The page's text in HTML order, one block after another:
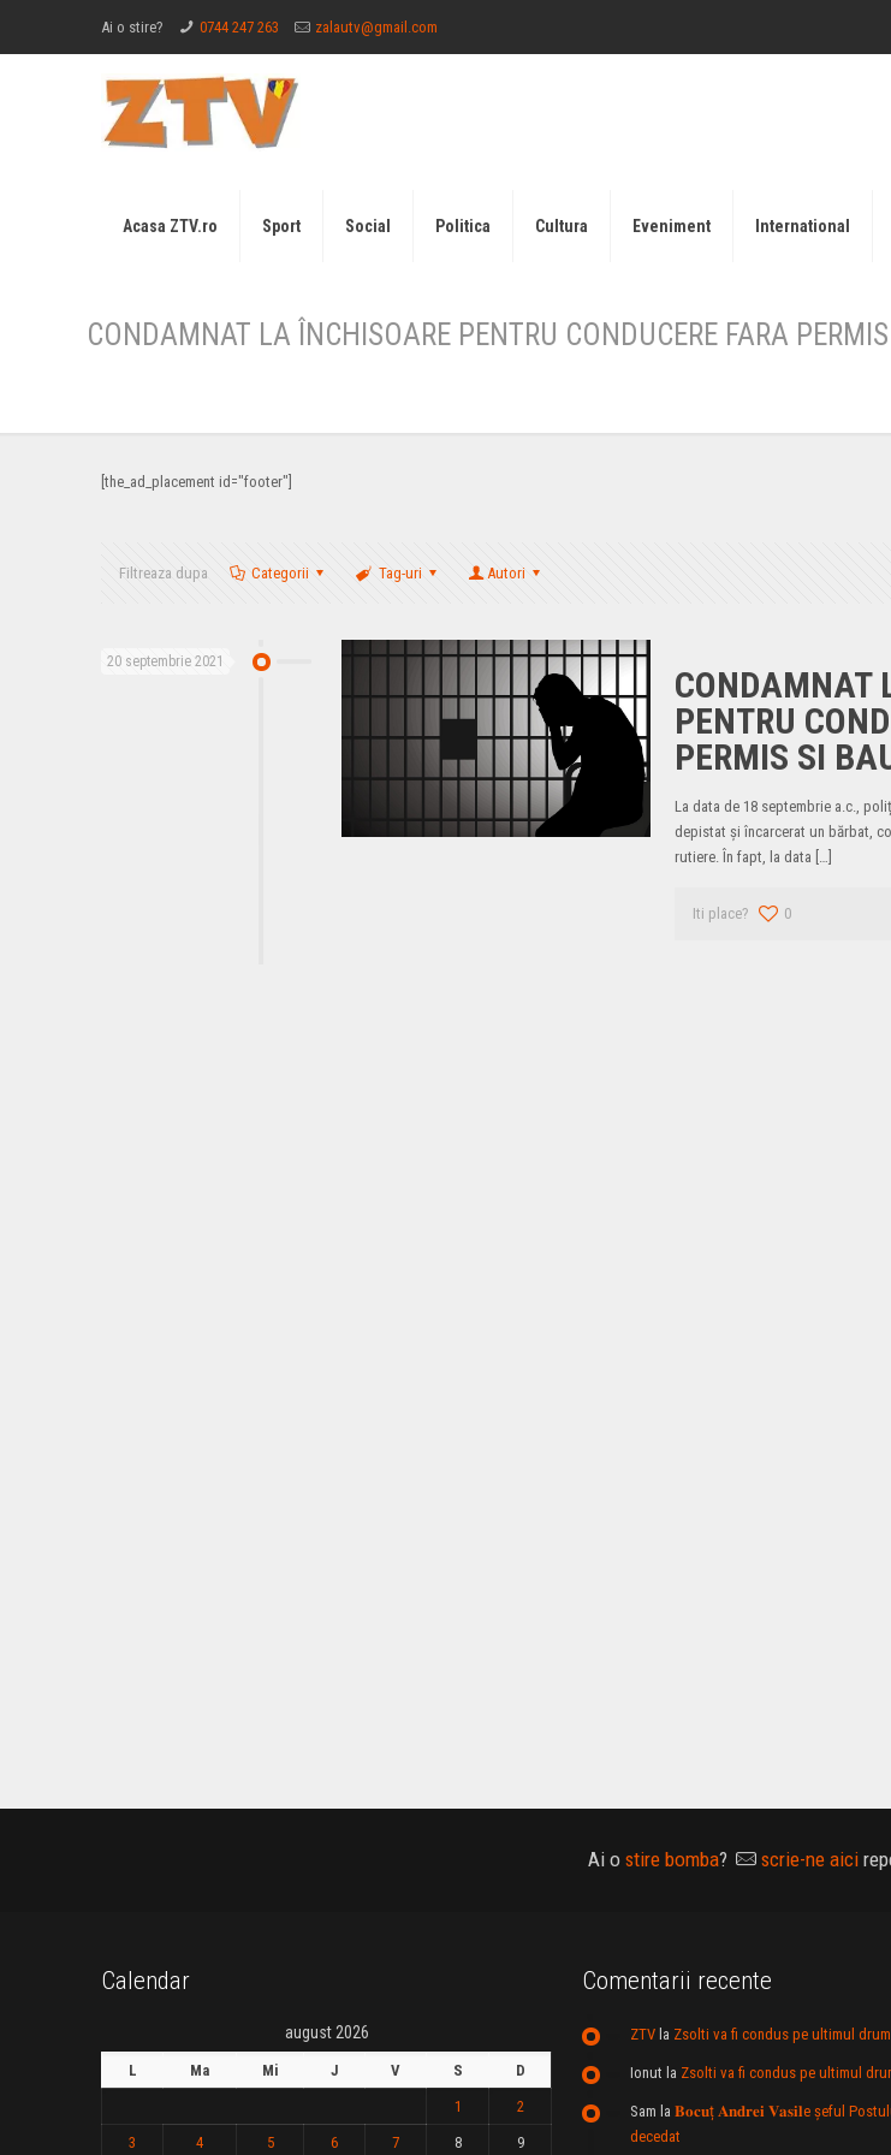
Ai o stire? 0744 247 263 zalautv@gmail.com
Acasa ZTV.ro Sport Social Politica Cultura Eveniment International
CONDAMNAT LA ÎNCHISOARE PENTRU CONDUCERE FARA
[the_ad_placement id="footer"]
Filtreaza dupa Categorii Tag-uri Autori
20 septembrie 2021
CONDAMNAT
PENTRU
PERMIS SI
La data de 18 septembrie a.c.,
depistat și încarcerat un bărbat,
rutiere. În fapt, la data […]
Iti place? 0
Ai o stire bomba? scrie-ne aici
Calendar
august 2026
L Ma Mi J V S
D
1
2
3
4 5 6 7 8 9
Comentarii recente
ZTVla Zsolti va fi condus pe ultimul drum
Ionut la Zsolti va fi condus pe ultimul
Sam la 𝐁𝐨𝐜𝐮ț 𝐀𝐧𝐝𝐫𝐞𝐢 𝐕𝐚𝐬𝐢𝐥e şeful
decedat